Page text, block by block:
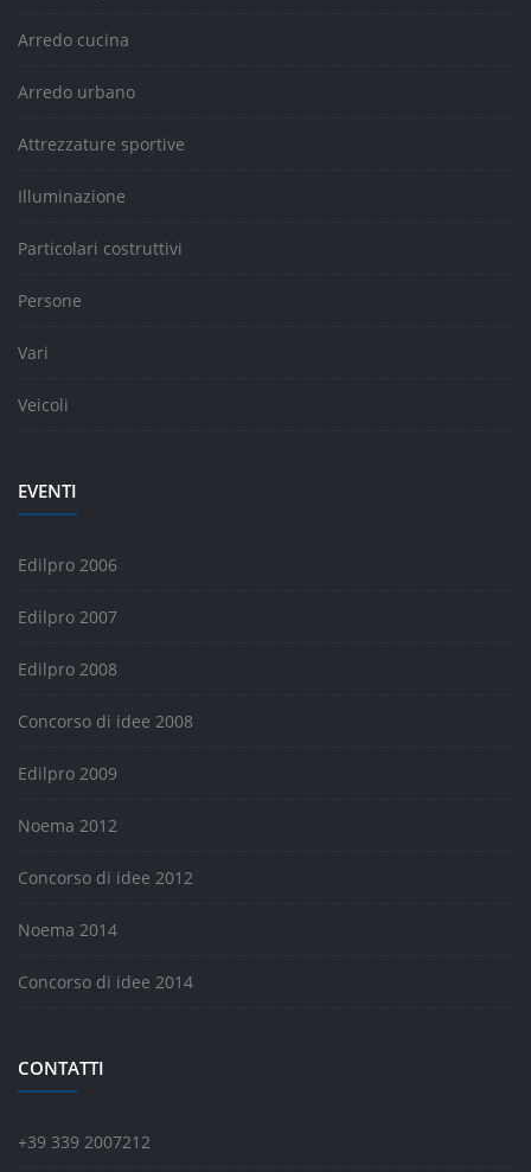
Arredo cucina
Arredo urbano
Attrezzature sportive
Illuminazione
Particolari costruttivi
Persone
Vari
Veicoli
EVENTI
Edilpro 2006
Edilpro 2007
Edilpro 2008
Concorso di idee 2008
Edilpro 2009
Noema 2012
Concorso di idee 2012
Noema 2014
Concorso di idee 2014
CONTATTI
+39 339 2007212